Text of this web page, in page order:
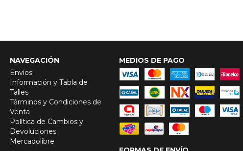
NAVEGACIÓN
Envíos
Información y Tabla de
Talles
Términos y Condiciones de
Venta
Política de Cambios y
Devoluciones
Mercadolibre
MEDIOS DE PAGO